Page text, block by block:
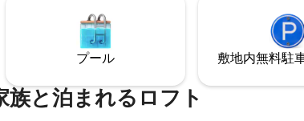
はレジャー
に設計され
6フィート以
タンシア、ロックウェルビジネスセン
ーから徒歩すぐの場所にあります。
にある多くのレストラン、バー、週末
ナイトマーケット、フードトラック
事を●満喫できます。
プール 敷地内無料駐⁠
族と泊まれるロフト